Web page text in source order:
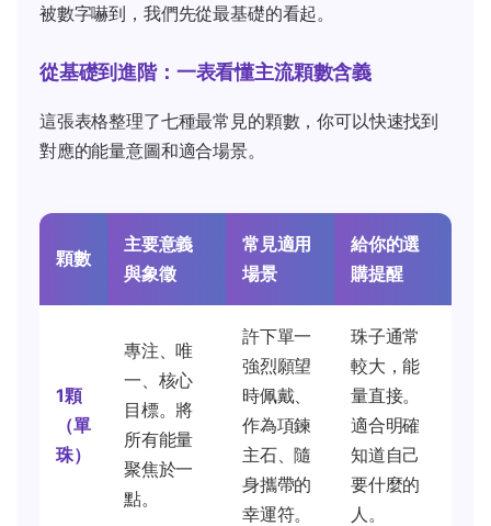
被數字嚇到，我們先從最基礎的看起。
從基礎到進階：一表看懂主流顆數含義
這張表格整理了七種最常見的顆數，你可以快速找到
對應的能量意圖和適合場景。
顆數
主要意義
與象徵
常見適用
場景
給你的選
購提醒
1顆
（單
珠）
專注、唯
一、核心
目標。將
所有能量
聚焦於一
點。
許下單一
強烈願望
時佩戴、
作為項鍊
主石、隨
身攜帶的
幸運符。
珠子通常
較大，能
量直接。
適合明確
知道自己
要什麼的
人。